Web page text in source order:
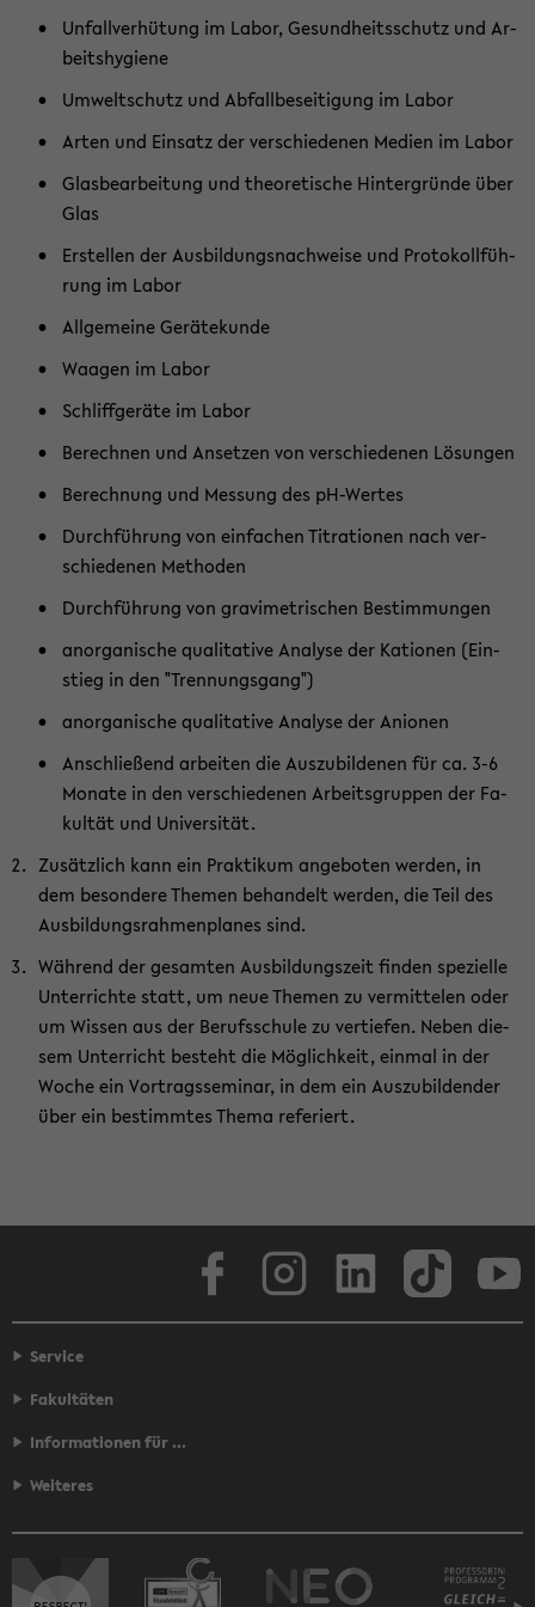
Un­fall­ver­hü­tung im Labor, Ge­sund­heits­schutz und Ar­
beits­hy­gie­ne
Um­welt­schutz und Ab­fall­be­sei­ti­gung im Labor
Arten und Ein­satz der ver­schie­de­nen Me­di­en im Labor
Glas­be­ar­bei­tung und theo­re­ti­sche Hin­ter­grün­de über
Glas
Er­stel­len der Aus­bil­dungs­nach­wei­se und Pro­to­koll­füh­
rung im Labor
All­ge­mei­ne Ge­rä­te­kun­de
Waa­gen im Labor
Schliff­ge­rä­te im Labor
Be­rech­nen und An­set­zen von ver­schie­de­nen Lö­sun­gen
Be­rech­nung und Mes­sung des pH-​Wertes
Durch­füh­rung von ein­fa­chen Ti­tra­tio­nen nach ver­
schie­de­nen Me­tho­den
Durch­füh­rung von gra­vi­me­tri­schen Be­stim­mun­gen
an­or­ga­ni­sche qua­li­ta­ti­ve Ana­ly­se der Kat­io­nen (Ein­
stieg in den "Tren­nungs­gang")
an­or­ga­ni­sche qua­li­ta­ti­ve Ana­ly­se der An­io­nen
An­schlie­ßend ar­bei­ten die Aus­zu­bil­de­nen für ca. 3-6
Mo­na­te in den ver­schie­de­nen Ar­beits­grup­pen der Fa­
kul­tät und Uni­ver­si­tät.
Zu­sätz­lich kann ein Prak­ti­kum an­ge­bo­ten wer­den, in
dem be­son­de­re The­men be­han­delt wer­den, die Teil des
Aus­bil­dungs­rah­men­pla­nes sind.
Wäh­rend der ge­sam­ten Aus­bil­dungs­zeit fin­den spe­zi­el­le
Un­ter­rich­te statt, um neue The­men zu ver­mit­te­len oder
um Wis­sen aus der Be­rufs­schu­le zu ver­tie­fen. Neben die­
sem Un­ter­richt be­steht die Mög­lich­keit, ein­mal in der
Woche ein Vor­trags­se­mi­nar, in dem ein Aus­zu­bil­den­der
über ein be­stimm­tes Thema re­fe­riert.
Face­book
Service
Fakultäten
Informationen für ...
Weiteres